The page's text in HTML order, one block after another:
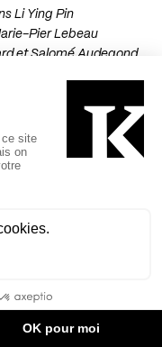
Li Ying Pin
Pier Lebeau
et Salomé Audegond
(Bac 2e année)
année du programme
l’excellence
inscrit(e) en
en design d’intérieur